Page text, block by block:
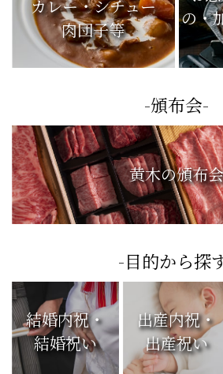
カレー・シチュー
肉団子等
お
の
-頒布会-
黄木の頒布会
-目的から探
結婚内祝・
結婚祝い
出産内祝・
出産祝い